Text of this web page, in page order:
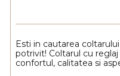
Esti in cautarea
potrivit! Coltarul cu
confortul, calitatea si